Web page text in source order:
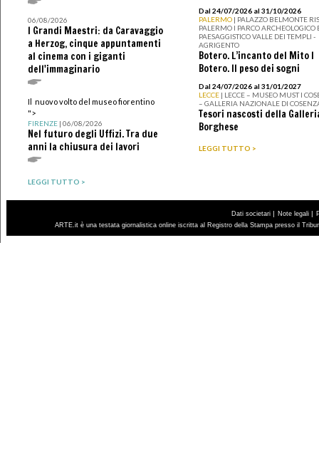
06/08/2026
I Grandi Maestri: da Caravaggio
a Herzog, cinque appuntamenti
al cinema con i giganti
dell'immaginario
Il nuovo volto del museo fiorentino
">
FIRENZE| 06/08/2026
Nel futuro degli Uffizi. Tra due
anni la chiusura dei lavori
LEGGI TUTTO >
Dal 24/07/2026 al 31/10/2026
PALERMO | PALAZZO BELMONTE
PALERMO I PARCO ARCHEOLOGICO
PAESAGGISTICO VALLE DEI TEMPLI -
AGRIGENTO
Botero. L’incanto del Mito I
Botero. Il peso dei sogni
Dal 24/07/2026 al 31/01/2027
LECCE | LECCE – MUSEO MUST I
– GALLERIA NAZIONALE DI
Tesori nascosti della
Borghese
LEGGI TUTTO >
Dati societari | Note legali |
ARTE.it è una testata giornalistica online iscritta al Registro della Stampa presso il